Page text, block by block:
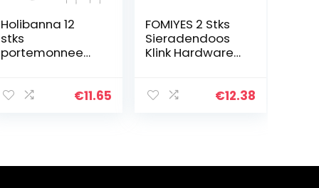
Holibanna 12
stks
portemonnee
lederen
handtas…
€11.65
FOMIYES 2 Stks
Sieradendoos
Klink Hardware
Hasp voor
€12.38